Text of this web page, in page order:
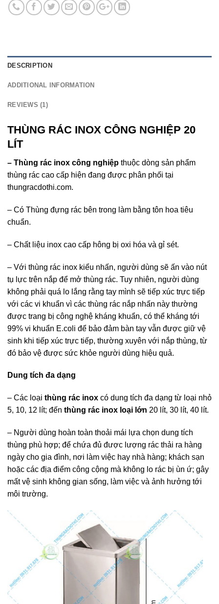
DESCRIPTION
ADDITIONAL INFORMATION
REVIEWS (1)
THÙNG RÁC INOX CÔNG NGHIỆP 20
LÍT
– Thùng rác inox công nghiệp thuộc dòng sản phẩm
thùng rác cao cấp hiện đang được phân phối tại
thungracdothi.com.
– Có Thùng đựng rác bên trong làm bằng tôn hoa tiêu
chuẩn.
– Chất liệu inox cao cấp hông bị oxi hóa và gỉ sét.
– Với thùng rác inox kiểu nhấn, người dùng sẽ ấn vào nút
tụ lực trên nắp để mở thùng rác. Tuy nhiên, người dùng
không phải quá lo lắng rằng tay mình sẽ tiếp xúc trực tiếp
với các vi khuẩn vì các thùng rác nắp nhấn này thường
được trang bị công nghệ kháng khuẩn, có thể kháng tới
99% vi khuẩn E.coli để bảo đảm bàn tay vẫn được giữ vệ
sinh khi tiếp xúc trực tiếp, thường xuyên với nắp thùng, từ
đó bảo vệ được sức khỏe người dùng hiệu quả.
Dung tích đa dạng
– Các loại thùng rác inox có dung tích đa dạng từ loại nhỏ
5, 10, 12 lít; đến thùng rác inox loại lớn 20 lít, 30 lít, 40 lít.
– Người dùng hoàn toàn thoải mái lựa chọn dung tích
thùng phù hợp; để chứa đủ được lượng rác thải ra hàng
ngày cho gia đình, nơi làm việc hay nhà hàng; khách sạn
hoặc các địa điểm công cộng mà không lo rác bị ùn ứ; gây
mất vệ sinh không gian sống, làm việc và ảnh hưởng tới
môi trường.